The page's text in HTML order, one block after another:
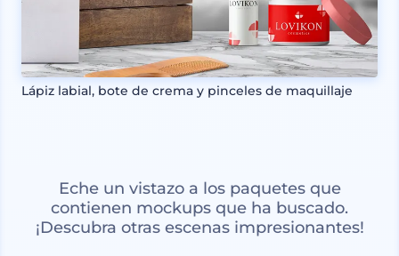
Lápiz labial, bote de crema y pinceles de maquillaje
Eche un vistazo a los paquetes que
contienen mockups que ha buscado.
¡Descubra otras escenas impresionantes!